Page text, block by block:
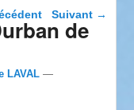
dans les
articles
Suivant →
de
LAVAL —